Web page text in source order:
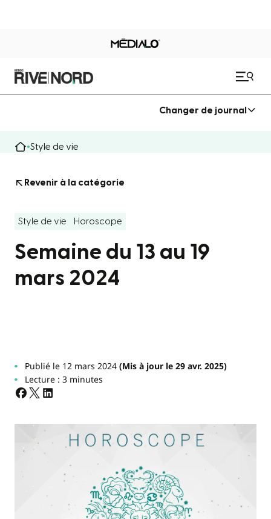
Changer de journal
Style de vie
Revenir à la catégorie
Style de vie Horoscope
Semaine du 13 au 19
mars 2024
Publié le 12 mars 2024(Mis à jour le 29 avr. 2025)
Lecture : 3 minutes